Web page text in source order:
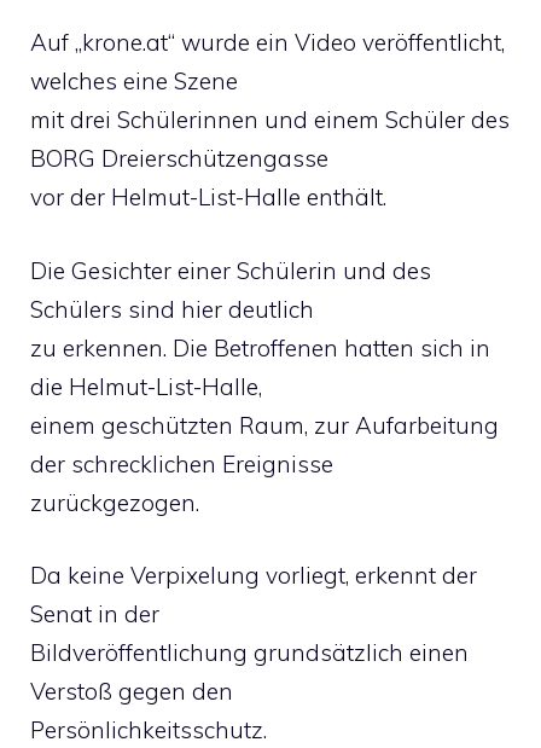
Auf „krone.at“ wurde ein Video veröffentlicht,
welches eine Szene
mit drei Schülerinnen und einem Schüler des
BORG Dreierschützengasse
vor der Helmut-List-Halle enthält.
Die Gesichter einer Schülerin und des
Schülers sind hier deutlich
zu erkennen. Die Betroffenen hatten sich in
die Helmut-List-Halle,
einem geschützten Raum, zur Aufarbeitung
der schrecklichen Ereignisse
zurückgezogen.
Da keine Verpixelung vorliegt, erkennt der
Senat in der
Bildveröffentlichung grundsätzlich einen
Verstoß gegen den
Persönlichkeitsschutz.